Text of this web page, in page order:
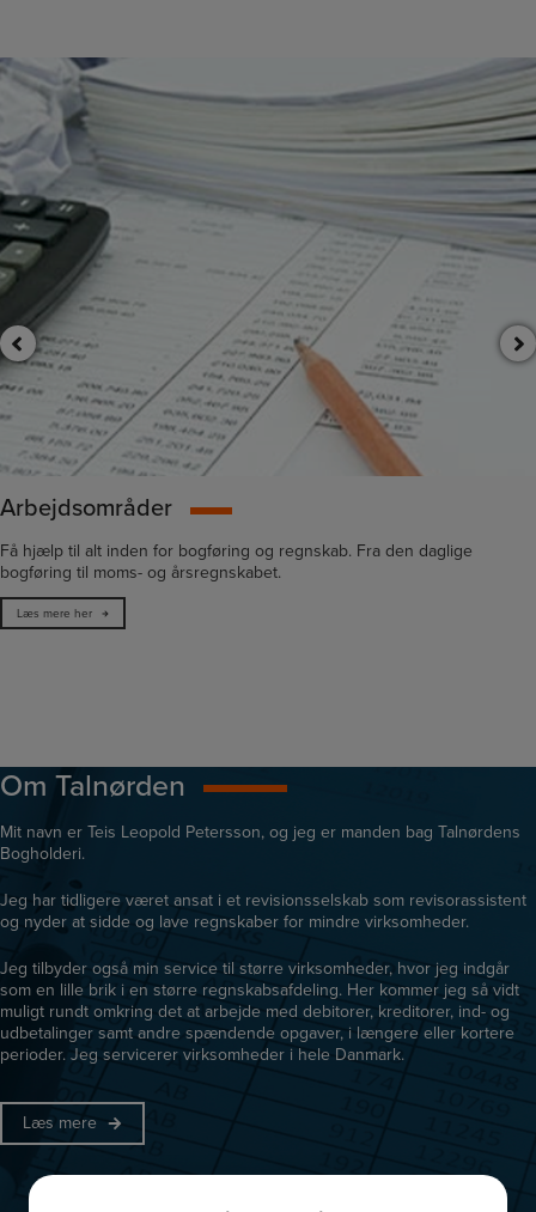
Arbejdsområder
Få hjælp til alt inden for bogføring og regnskab. Fra den daglige
bogføring til moms- og årsregnskabet.
Læs mere her
Om Talnørden
Mit navn er Teis Leopold Petersson, og jeg er manden bag Talnørdens
Bogholderi.
Jeg har tidligere været ansat i et revisionsselskab som revisorassistent
og nyder at sidde og lave regnskaber for mindre virksomheder.
Jeg tilbyder også min service til større virksomheder, hvor jeg indgår
som en lille brik i en større regnskabsafdeling. Her kommer jeg så vidt
muligt rundt omkring det at arbejde med debitorer, kreditorer, ind- og
udbetalinger samt andre spændende opgaver, i længere eller kortere
perioder. Jeg servicerer virksomheder i hele Danmark.
Læs mere